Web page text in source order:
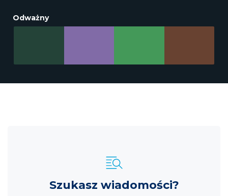
Odważny
Szukasz wiadomości?